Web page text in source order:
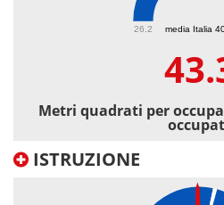
media Italia
26.2
Metri quadrati per
ISTRUZIONE